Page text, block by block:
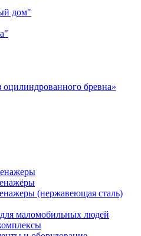
дом"
оцилиндрованного бревна»
(нержавеющая сталь)
маломобильных людей